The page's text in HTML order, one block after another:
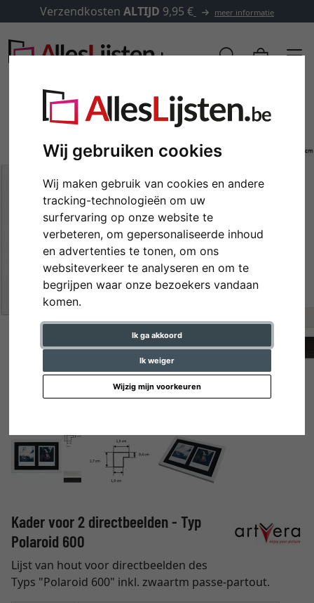
Wij gebruiken cookies
Wij maken gebruik van cookies en andere
tracking-technologieën om uw
surfervaring op onze website te
verbeteren, om gepersonaliseerde inhoud
en advertenties te tonen, om ons
websiteverkeer te analyseren en om te
begrijpen waar onze bezoekers vandaan
komen.
Ik ga akkoord
Ik weiger
Wijzig mijn voorkeuren
Verzendkosten ALTIJD 9,95 € meer informatie
Terug
Kader voor 2 directbeelden - Typ
Polaroid 600
Lijst van hout voor directbeelden des
Typs "Polaroid 600" inkl. zwaartm passe-partout.